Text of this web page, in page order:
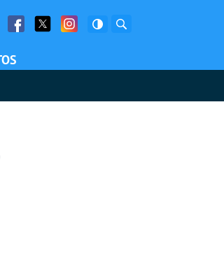
Facebook
Twitter Facebook